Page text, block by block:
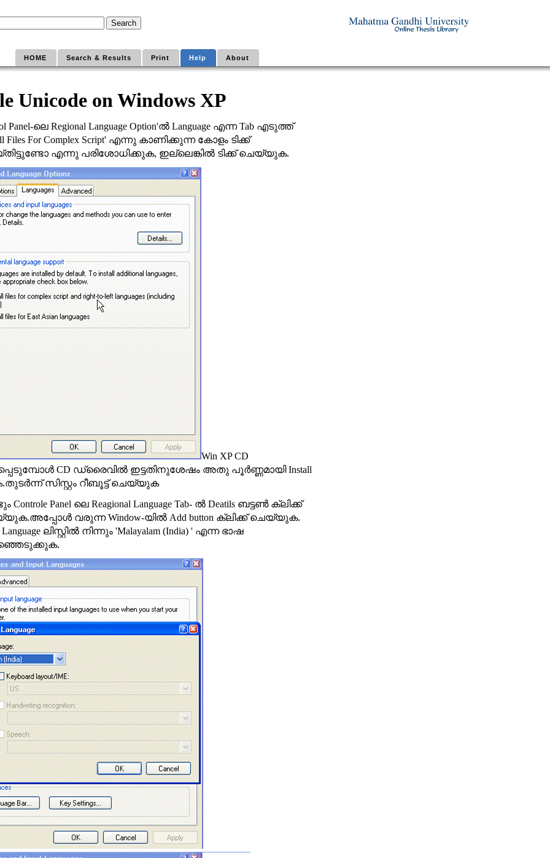
HOME Search & Results Print Help About
Unicode on Windows XP
Panel-ലെ Regional Language Option'ല്‍ Language എന്നTab എടുത്ത്
Files For Complex Script' എന്നു കാണിക്കുന്ന കോളം ടിക്ക്
എന്നു പരിശോധിക്കുക, ഇല്ലെങ്കില്‍ ടിക്ക് ചെയ്യുക.
Win XP CD
CD ഡ്രൈവില്‍ ഇട്ടതിനുശേഷം അതു പൂര്‍ണ്ണമായിInstall
സിസ്റ്റം റീബൂട്ട് ചെയ്യുക
Controle Panel ലെ Reagional Language Tab- ല്‍ Deatils ബട്ടണ്‍ ക്ലിക്ക്
വരുന്നWindow-യില്‍ Add button ക്ലിക്ക് ചെയ്യുക.
ലിസ്റ്റില്‍ നിന്നും 'Malayalam (India) ' എന്ന ഭാഷ